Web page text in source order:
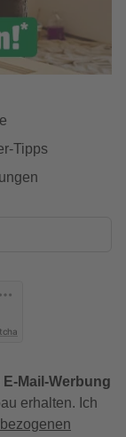
Tipps
Mail-Werbung
erhalten. Ich